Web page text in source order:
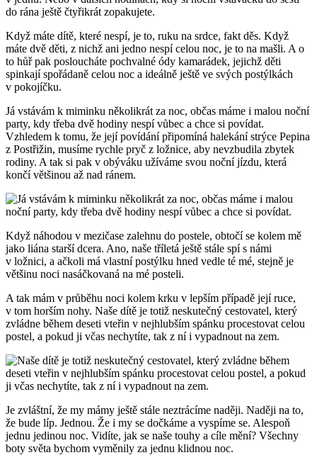
do rána ještě čtyřikrát zopakujete.
Když máte dítě, které nespí, je to, ruku na srdce, fakt děs. Když
máte dvě děti, z nichž ani jedno nespí celou noc, je to na mašli. A o
to hůř pak posloucháte pochvalné ódy kamarádek, jejichž děti
spinkají spořádaně celou noc a ideálně ještě ve svých postýlkách
v pokojíčku.
Já vstávám k miminku několikrát za noc, občas máme i malou noční
party, kdy třeba dvě hodiny nespí vůbec a chce si povídat.
Vzhledem k tomu, že její povídání připomíná halekání strýce Pepina
z Postřižin, musíme rychle pryč z ložnice, aby nevzbudila zbytek
rodiny. A tak si pak v obýváku užíváme svou noční jízdu, která
končí většinou až nad ránem.
Když náhodou v mezičase zalehnu do postele, obtočí se kolem mě
jako liána starší dcera. Ano, naše tříletá ještě stále spí s námi
v ložnici, a ačkoli má vlastní postýlku hned vedle té mé, stejně je
většinu noci nasáčkovaná na mé posteli.
A tak mám v průběhu noci kolem krku v lepším případě její ruce,
v tom horším nohy. Naše dítě je totiž neskutečný cestovatel, který
zvládne během deseti vteřin v nejhlubším spánku procestovat celou
postel, a pokud ji včas nechytíte, tak z ní i vypadnout na zem.
Je zvláštní, že my mámy ještě stále neztrácíme naději. Naději na to,
že bude líp. Jednou. Že i my se dočkáme a vyspíme se. Alespoň
jednu jedinou noc. Vidíte, jak se naše touhy a cíle mění? Všechny
boty světa bychom vyměnily za jednu klidnou noc.